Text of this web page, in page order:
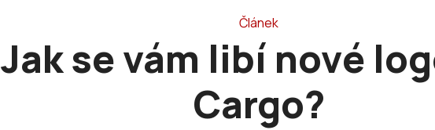
Článek
Jak se vám libí nové
Cargo?